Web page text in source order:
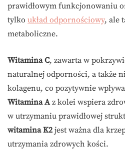
prawidłowym funkcjonowaniu
tylko układ odpornościowy, ale
metaboliczne.
Witamina C, zawarta w
naturalnej odporności, a także
kolagenu, co pozytywnie
Witamina A z kolei wspiera
w utrzymaniu prawidłowej
witamina K2 jest ważna dla
utrzymania zdrowych kości.